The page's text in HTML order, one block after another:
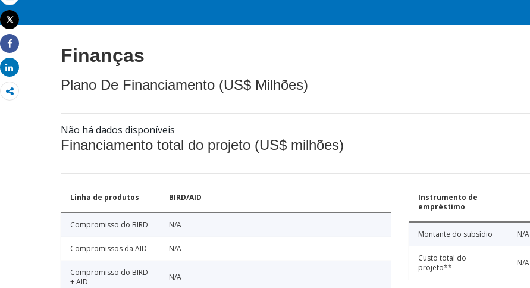
Email
Imprimir
Tweet
Share
Share
Finanças
Plano De Financiamento (US$ Milhões)
Não há dados disponíveis
Financiamento total do projeto (US$ milhões)
Linha de produtos BIRD/AID
Compromisso do BIRD N/A
Compromissos da AID N/A
Compromisso do BIRD
+ AID
N/A
Instrumento de
empréstimo
Montante do subsídio N/A
Custo total do
projeto**
N/A